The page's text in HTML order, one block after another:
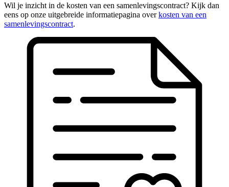
Wil je inzicht in de kosten van een samenlevingscontract? Kijk dan
eens op onze uitgebreide informatiepagina overkosten van een
samenlevingscontract.